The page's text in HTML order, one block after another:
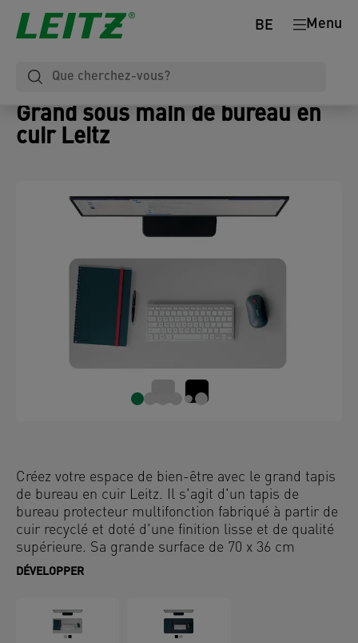
Menu
BE
Grand sous main de bureau en
cuir Leitz
Créez votre espace de bien-être avec le grand tapis
de bureau en cuir Leitz. Il s'agit d'un tapis de
bureau protecteur multifonction fabriqué à partir de
cuir recyclé et doté d'une finition lisse et de qualité
supérieure. Sa grande surface de 70 x 36 cm
permet d'accueillir un clavier, une souris, un bloc-
Il protège votre bureau des rayures, des éraflures et
DÉVELOPPER